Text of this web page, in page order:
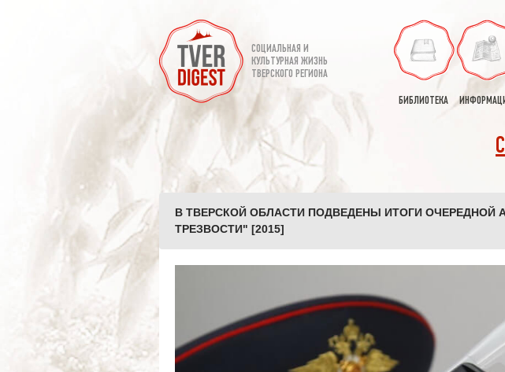
СОЦИАЛЬНАЯ И
КУЛЬТУРНАЯ ЖИЗНЬ
ТВЕРСКОГО РЕГИОНА
БИБЛИОТЕКА
В ТВЕРСКОЙ ОБЛАСТИ ПОДВЕДЕНЫ ИТОГИ ОЧЕРЕДНОЙ
ТРЕЗВОСТИ" [2015]